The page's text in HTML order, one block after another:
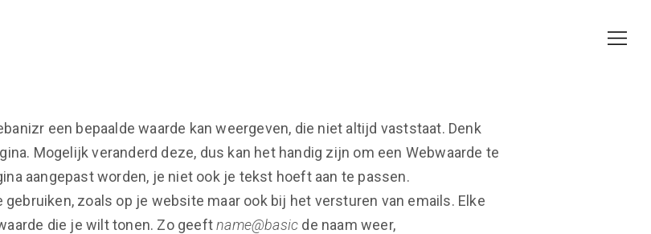
een bepaalde waarde kan weergeven, die niet altijd vaststaat. Denk
Mogelijk veranderd deze, dus kan het handig zijn om een Webwaarde te
aangepast worden, je niet ook je tekst hoeft aan te passen.
zoals op je website maar ook bij het versturen van emails. Elke
die je wilt tonen. Zo geeftname@basic de naam weer,